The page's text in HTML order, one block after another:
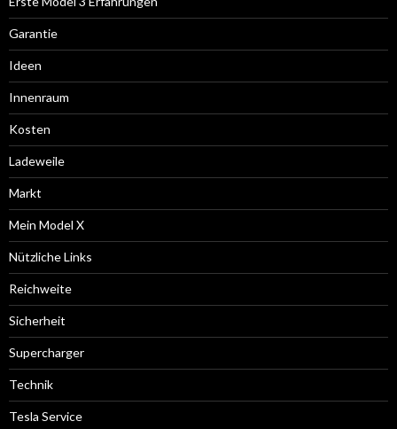
Garantie
Ideen
Innenraum
Kosten
Ladeweile
Markt
Mein Model X
Nützliche Links
Reichweite
Sicherheit
Supercharger
Technik
Tesla Service